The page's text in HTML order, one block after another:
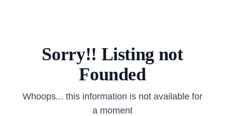
Sorry!! Listing not
Founded
Whoops... this information is not available for
a moment